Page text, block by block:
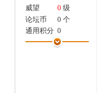
威望 0 级
论坛币
0 个
通用积分 0
学术水平
0 点